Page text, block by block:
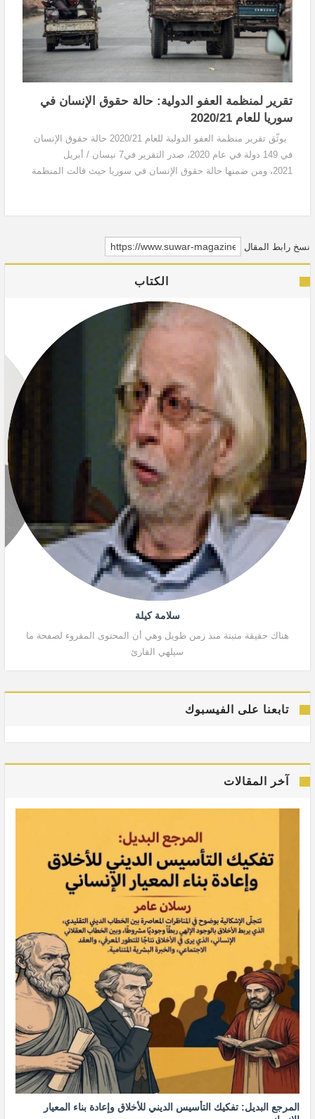
تقرير لمنظمة العفو الدولية: حالة حقوق الإنسان في
سوريا للعام 2020/21
يوثّق تقرير منظمة العفو الدولية للعام 2020/21 حالة حقوق الإنسان
في 149 دولة في عام 2020، صدر التقرير في7 نيسان / أبريل
2021، ومن ضمنها حالة حقوق الإنسان في سوريا حيث قالت المنظمة
نسخ رابط المقال
الكتاب
سلامة كيلة
هناك حقيقة مثبتة منذ زمن طويل وهي أن المحتوى المقروء لصفحة ما
سيلهي القارئ
تابعنا على الفيسبوك
آخر المقالات
المرجع البديل: تفكيك التأسيس الديني للأخلاق وإعادة بناء المعيار